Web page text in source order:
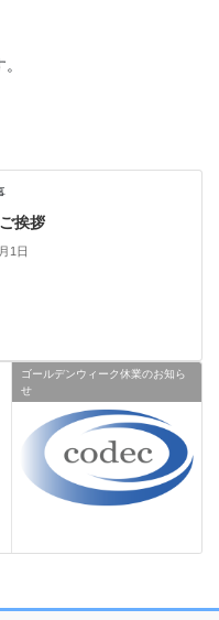
挨拶
1日
ゴールデンウィーク休業のお知ら
せ